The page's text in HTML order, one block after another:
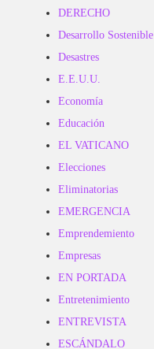
DERECHO
Desarrollo Sostenible
Desastres
E.E.U.U.
Economía
Educación
EL VATICANO
Elecciones
Eliminatorias
EMERGENCIA
Emprendemiento
Empresas
EN PORTADA
Entretenimiento
ENTREVISTA
ESCÁNDALO